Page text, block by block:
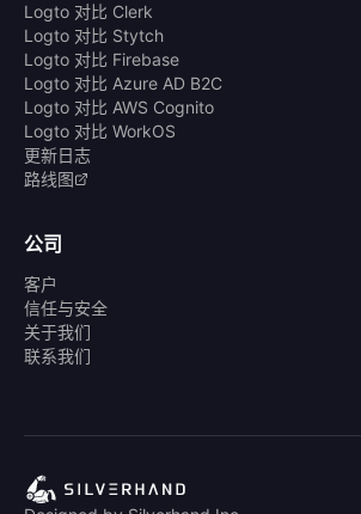
Logto 对比 Clerk
Logto 对比 Stytch
Logto 对比 Firebase
Logto 对比 Azure AD B2C
Logto 对比 AWS Cognito
Logto 对比 WorkOS
更新日志
路线图
公司
客户
信任与安全
关于我们
联系我们